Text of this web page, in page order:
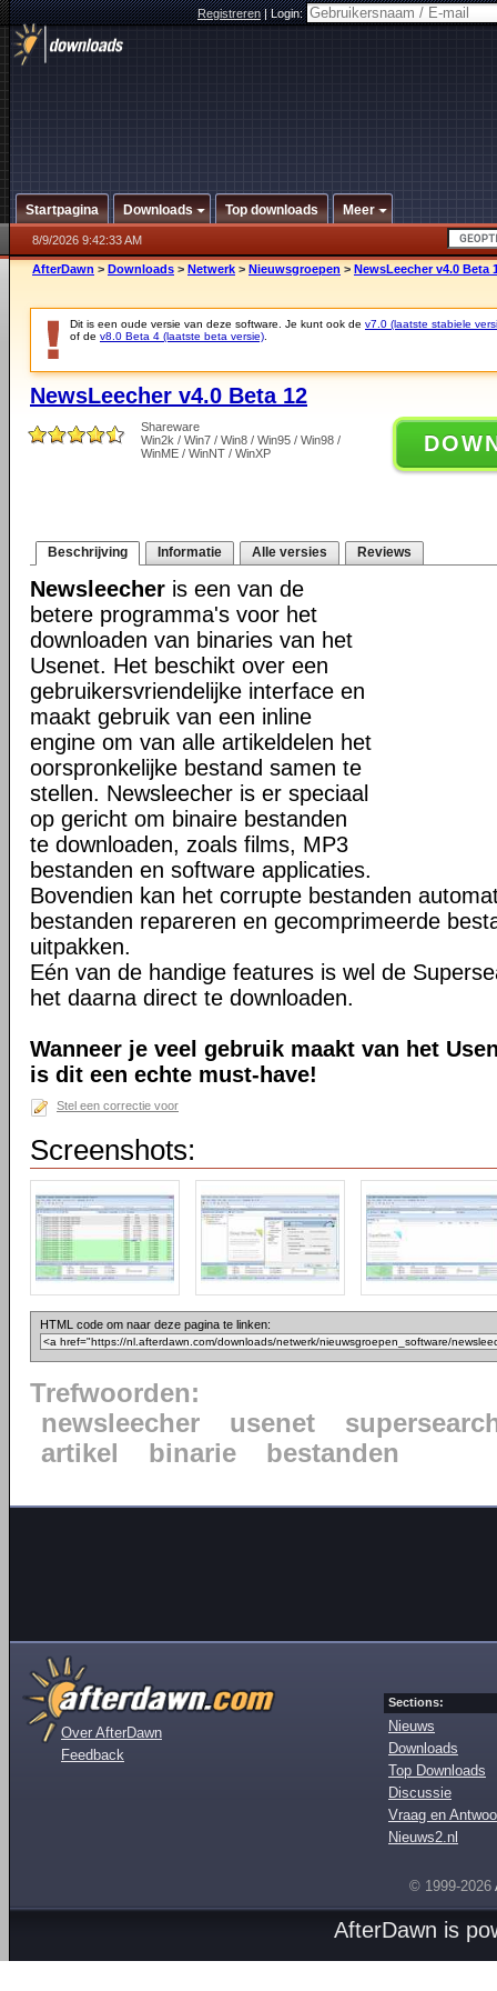
Registreren|Login:
Startpagina Downloads Top downloads Meer
8/9/2026 9:42:33 AM
AfterDawn > Downloads > Netwerk > Nieuwsgroepen > NewsLeecher v4.0 Beta
Dit is een oude versie van deze software. Je kunt ook de v7.0 (laatste stabiele
of de v8.0 Beta 4 (laatste beta versie)
NewsLeecher v4.0 Beta 12
Shareware
Win2k / Win7 / Win8 / Win95 / Win98 /
WinME / WinNT / WinXP
Beschrijving Informatie Alle versies Reviews
Newsleecher is een van de
betere programma's voor het
downloaden van binaries van het
Usenet. Het beschikt over een
gebruikersvriendelijke interface en
maakt gebruik van een inline
engine om van alle artikeldelen het
oorspronkelijke bestand samen te
stellen. Newsleecher is er speciaal
op gericht om binaire bestanden
te downloaden, zoals films, MP3
bestanden en software applicaties.
Bovendien kan het corrupte bestanden
bestanden repareren en gecomprimeerde
uitpakken.
Eén van de handige features is wel de
het daarna direct te downloaden.
Wanneer je veel gebruik maakt van het
is dit een echte must-have!
Stel een correctie voor
Screenshots:
HTML code om naar deze pagina te linken:
Trefwoorden:
newsleecher
usenet
artikel
binarie bestanden
Over AfterDawn
Feedback
Sections:
Nieuws
Downloads
Top Downloads
Discussie
Vraag en
Nieuws2.nl
© 1999-2026
AfterDawn is